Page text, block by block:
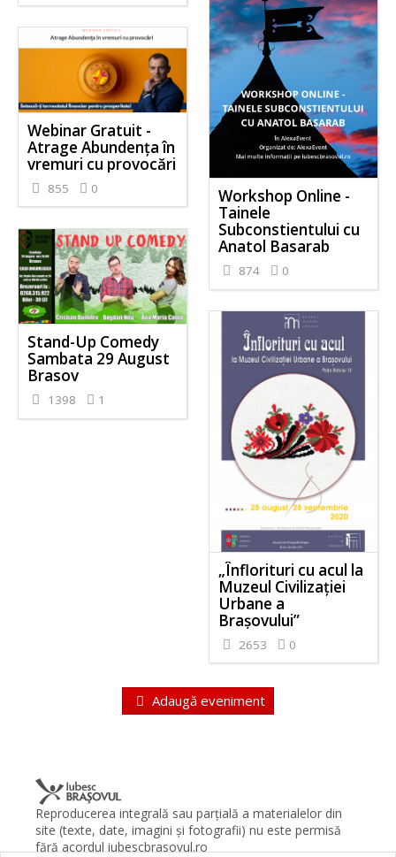
Workshop Online -
Tainele
Subconstientului cu
Anatol Basarab
874 0
Webinar Gratuit -
Atrage Abundența în
vremuri cu provocări
855 0
Stand-Up Comedy
Sambata 29 August
Brasov
1398 1
„Înflorituri cu acul la
Muzeul Civilizației
Urbane a
Brașovului”
2653 0
Adaugă eveniment
Reproducerea integrală sau parţială a materialelor din
site (texte, date, imagini şi fotografii) nu este permisă
fără acordul iubescbrasovul.ro